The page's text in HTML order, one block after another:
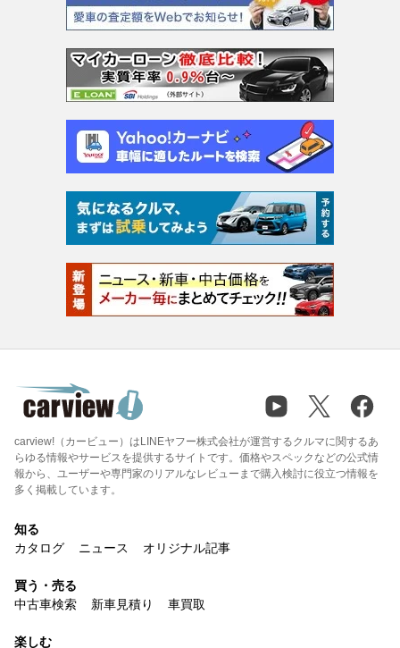
carview!（カービュー）はLINEヤフー株式会社が運営するクルマに関するあ
らゆる情報やサービスを提供するサイトです。価格やスペックなどの公式情
報から、ユーザーや専門家のリアルなレビューまで購入検討に役立つ情報を
多く掲載しています。
知る
カタログ
ニュース オリジナル記事
買う・売る
中古車検索
新車見積り 車買取
楽しむ